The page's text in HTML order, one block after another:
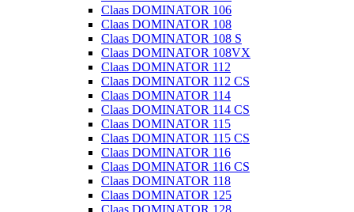
Claas DOMINATOR 106
Claas DOMINATOR 108
Claas DOMINATOR 108 S
Claas DOMINATOR 108VX
Claas DOMINATOR 112
Claas DOMINATOR 112 CS
Claas DOMINATOR 114
Claas DOMINATOR 114 CS
Claas DOMINATOR 115
Claas DOMINATOR 115 CS
Claas DOMINATOR 116
Claas DOMINATOR 116 CS
Claas DOMINATOR 118
Claas DOMINATOR 125
Claas DOMINATOR 128